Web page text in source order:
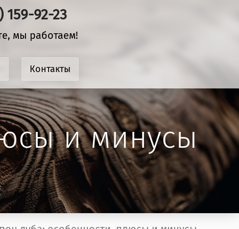
Контакты
159-92-23
мы работаем!
и минусы